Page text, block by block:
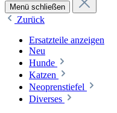
Menü schließen
Zurück
Ersatzteile anzeigen
Neu
Hunde
Katzen
Neoprenstiefel
Diverses